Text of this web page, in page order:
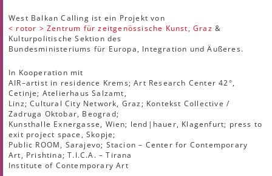
West Balkan Calling ist ein Projekt von
< rotor > Zentrum für zeitgenössische Kunst, Graz &
Kulturpolitische Sektion des
Bundesministeriums für Europa, Integration und Äußeres.
In Kooperation mit
AIR–artist in residence Krems; Art Research Center 42°,
Cetinje; Atelierhaus Salzamt,
Linz; Cultural City Network, Graz; Kontekst Collective /
Zadruga Oktobar, Beograd;
Kunsthalle Exnergasse, Wien; lend|hauer, Klagenfurt; press to
exit project space, Skopje;
Public ROOM, Sarajevo; Stacion – Center for Contemporary
Art, Prishtina; T.I.C.A. – Tirana
Institute of Contemporary Art